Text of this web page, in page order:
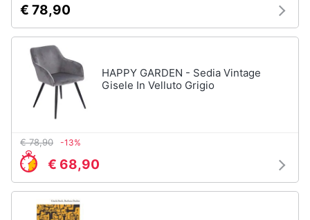
€ 78,90
HAPPY GARDEN - Sedia Vintage
Gisele In Velluto Grigio
€ 78,90 -13%
€ 68,90